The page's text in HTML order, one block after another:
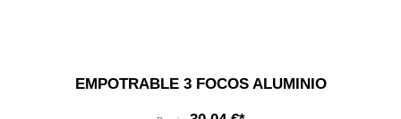
EMPOTRABLE 3 FOCOS ALUMINIO